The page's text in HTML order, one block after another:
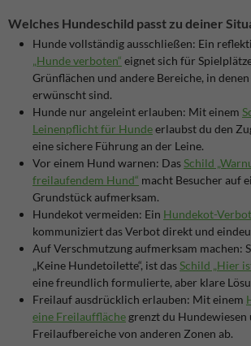
Welches Hundeschild passt zu deiner
Hunde vollständig ausschließen: Ein
„Hunde verboten“ eignet sich für
Grünflächen und andere Bereiche, in
erwünscht sind.
Hunde nur angeleint erlauben: Mit einem
Leinenpflicht für Hundeerlaubst du den
eine sichere Führung an der Leine.
Vor einem Hund warnen: DasSchild
freilaufendem Hund“ macht Besucher auf
Grundstück aufmerksam.
Hundekot vermeiden: Ein Hundekot-
kommuniziert das Verbot direkt und
Auf Verschmutzung aufmerksam machen:
„Keine Hundetoilette“, ist dasSchild „Hier
eine freundlich formulierte, aber klare
Freilauf ausdrücklich erlauben: Mit einem
eine Freilauffläche grenzt du
Freilaufbereiche von anderen Zonen ab.